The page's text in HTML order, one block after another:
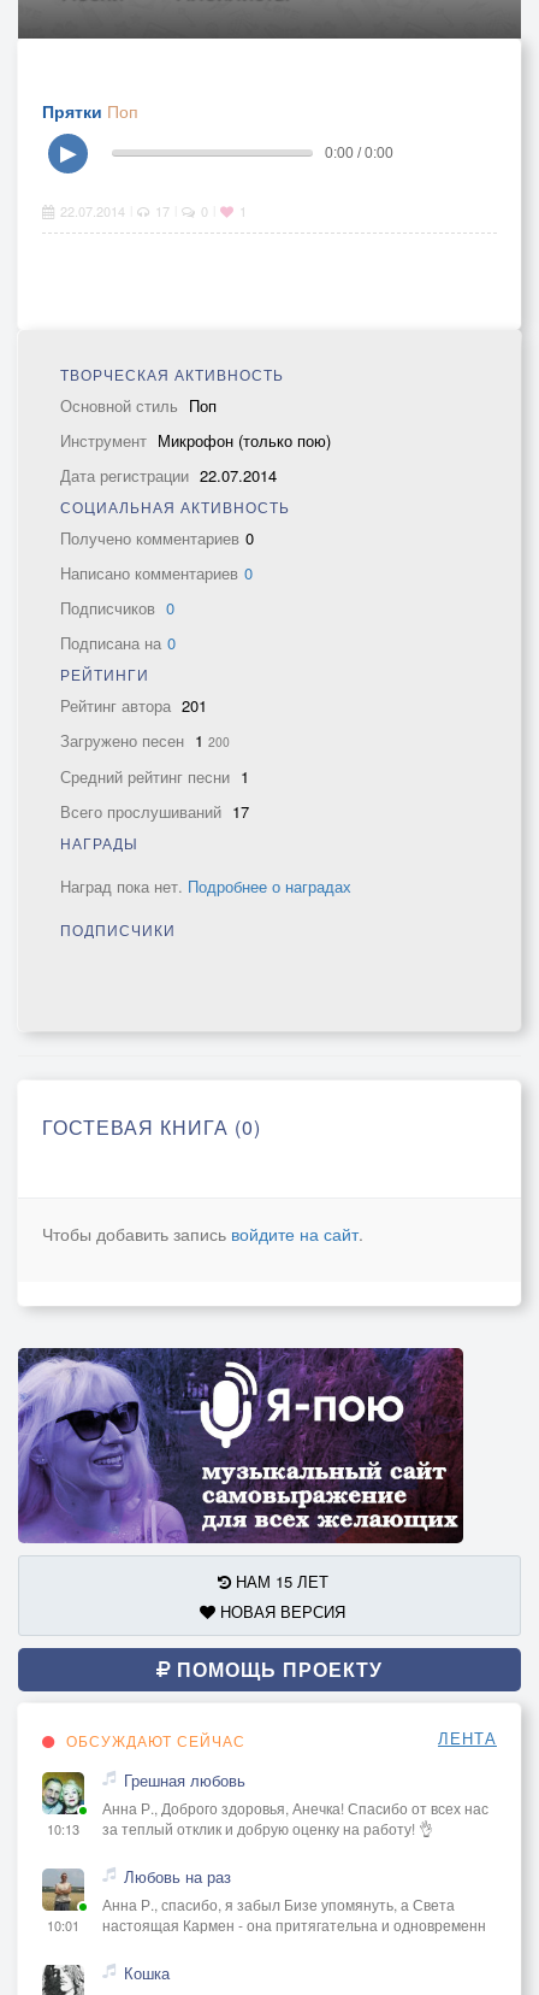
Прятки Поп
▶
0:00 / 0:00
22.07.2014 17 0 1
ТВОРЧЕСКАЯ АКТИВНОСТЬ
Основной стиль Поп
Инструмент Микрофон (только пою)
Дата регистрации 22.07.2014
СОЦИАЛЬНАЯ АКТИВНОСТЬ
Получено комментариев 0
Написано комментариев 0
Подписчиков 0
Подписана на 0
РЕЙТИНГИ
Рейтинг автора 201
Загружено песен 1 200
Средний рейтинг песни 1
Всего прослушиваний 17
НАГРАДЫ
Наград пока нет. Подробнее о наградах
ПОДПИСЧИКИ
ГОСТЕВАЯ КНИГА (0)
Чтобы добавить запись войдите на сайт.
НАМ 15 ЛЕТ
НОВАЯ ВЕРСИЯ
ПОМОЩЬ ПРОЕКТУ
ОБСУЖДАЮТ СЕЙЧАС ЛЕНТА
10:13
Грешная любовь
Анна Р., Доброго здоровья, Анечка! Спасибо от всех нас
за теплый отклик и добрую оценку на работу! 👌
10:01
Любовь на раз
Анна Р., спасибо, я забыл Бизе упомянуть, а Света
настоящая Кармен - она притягательна и одновременн
Кошка